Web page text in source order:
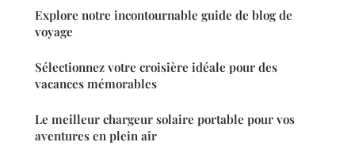
Explore notre incontournable guide de blog de
voyage
Sélectionnez votre croisière idéale pour des
vacances mémorables
Le meilleur chargeur solaire portable pour vos
aventures en plein air